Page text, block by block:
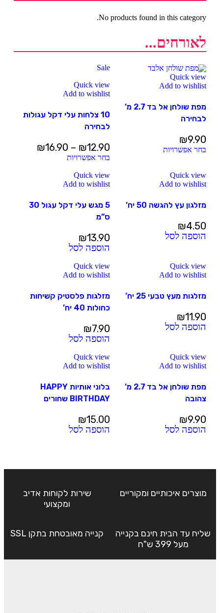
No products found in this category.
לאורחים...
Quick view
Add to wishlist
מפת שולחן אל בד 2.7 מ’
לבחירה
₪9.90
בחר אפשרויות
Sale
Quick view
Add to wishlist
10 צלחות עלי דקל עגולות
לבחירה
₪12.90
–
₪16.90
בחר אפשרויות
Quick view
Add to wishlist
מזלגון עץ להגשה 50 יח’
₪4.50
הוספה לסל
Quick view
Add to wishlist
5 מגש עלי דקל עגול 30
ס”מ
₪13.90
הוספה לסל
Quick view
Add to wishlist
מזלגות מעץ טבעי 25 יח’
₪11.90
הוספה לסל
Quick view
Add to wishlist
מזלגות פלסטיק קשיחות
כחולות 40 יח’
₪7.90
הוספה לסל
Quick view
Add to wishlist
מפת שולחן אל בד 2.7 מ’
צהובה
₪9.90
הוספה לסל
Quick view
Add to wishlist
בלוני אותיות HAPPY
BIRTHDAY שחורים
₪15.00
הוספה לסל
מוצרים איכותיים ומקוריים
שירות לקוחות אדיב
ומקצועי
שליח עד הבית חינם בקנייה
מעל 399 ש"ח
קנייה מאובטחת בתקן SSL